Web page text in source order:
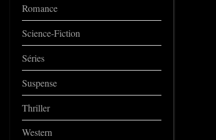
Romance
Science-Fiction
Séries
Suspense
Thriller
Western